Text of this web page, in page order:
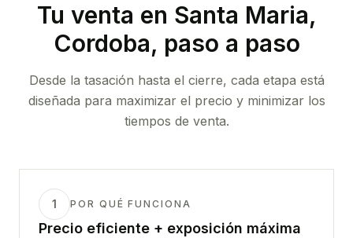
Tu venta en Santa Maria,
Cordoba, paso a paso
Desde la tasación hasta el cierre, cada etapa está
diseñada para maximizar el precio y minimizar los
tiempos de venta.
1 POR QUÉ FUNCIONA
Precio eficiente + exposición máxima